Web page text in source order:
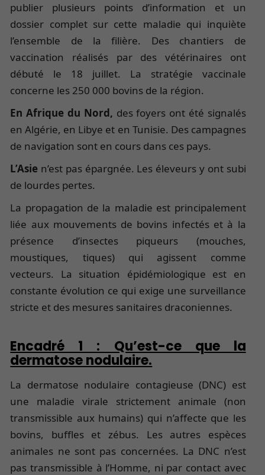
publier plusieurs points d’information et un
dossier complet sur cette maladie qui inquiète
l’ensemble de la filière. Des chantiers de
vaccination réalisés par des vétérinaires ont
débuté le 18 juillet. La stratégie vaccinale
concerne les 250 000 bovins de la région.
En Afrique du Nord, des foyers ont été signalés
en Algérie, en Libye et en Tunisie. Des campagnes
de navigation sont en cours dans ces pays.
L’Asie n’est pas épargnée. Les éleveurs y ont subi
de lourdes pertes.
La propagation de la maladie est principalement
liée aux mouvements de bovins infectés et à la
présence d’insectes piqueurs (mouches,
moustiques, tiques) qui agissent comme
vecteurs. La situation épidémiologique est en
constante évolution ce qui exige une surveillance
stricte et des mesures sanitaires draconiennes.
Encadré 1 : Qu’est-ce que la
dermatose nodulaire.
La dermatose nodulaire contagieuse (DNC) est
une maladie virale strictement animale (non
transmissible aux humains) qui n’affecte que les
bovins, buffles et zébus. Les autres espèces
animales ne sont pas concernées. La DNC n’est
pas transmissible à l’Homme, ni par contact avec